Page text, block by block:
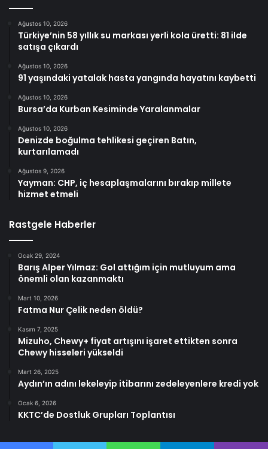
Ağustos 10, 2026
Türkiye’nin 58 yıllık su markası yerli kola üretti: 81 ilde
satışa çıkardı
Ağustos 10, 2026
91 yaşındaki yatalak hasta yangında hayatını kaybetti
Ağustos 10, 2026
Bursa’da Kurban Kesiminde Yaralanmalar
Ağustos 10, 2026
Denizde boğulma tehlikesi geçiren Batın,
kurtarılamadı
Ağustos 9, 2026
Yayman: CHP, iç hesaplaşmalarını bırakıp millete
hizmet etmeli
Rastgele Haberler
Ocak 29, 2024
Barış Alper Yılmaz: Gol attığım için mutluyum ama
önemli olan kazanmaktı
Mart 10, 2026
Fatma Nur Çelik neden öldü?
Kasım 7, 2025
Mizuho, Chewy+ fiyat artışını işaret ettikten sonra
Chewy hisseleri yükseldi
Mart 26, 2025
Aydın’ın adını lekeleyip itibarını zedeleyenlere kredi yok
Ocak 6, 2026
KKTC’de Dostluk Grupları Toplantısı